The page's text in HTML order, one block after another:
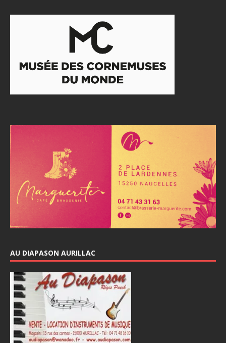
AU DIAPASON AURILLAC